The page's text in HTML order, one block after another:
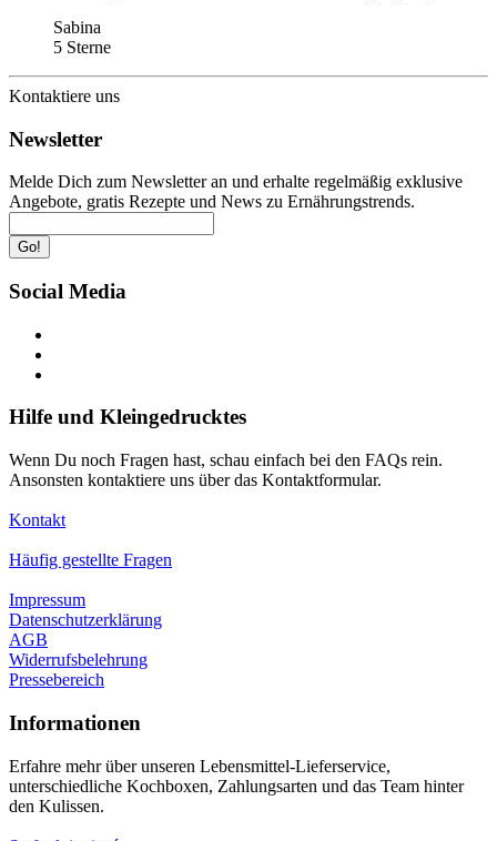
Sabina
5 Sterne
Kontaktiere uns
Newsletter
Melde Dich zum Newsletter an und erhalte regelmäßig exklusive
Angebote, gratis Rezepte und News zu Ernährungstrends.
Go!
Social Media
Hilfe und Kleingedrucktes
Wenn Du noch Fragen hast, schau einfach bei den FAQs rein.
Ansonsten kontaktiere uns über das Kontaktformular.
Kontakt
Häufig gestellte Fragen
Impressum
Datenschutzerklärung
AGB
Widerrufsbelehrung
Pressebereich
Informationen
Erfahre mehr über unseren Lebensmittel-Lieferservice,
unterschiedliche Kochboxen, Zahlungsarten und das Team hinter
den Kulissen.